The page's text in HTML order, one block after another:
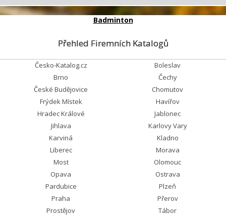
Badminton
Přehled Firemních Katalogů
Česko-Katalog.cz
Boleslav
Brno
Čechy
České Budějovice
Chomutov
Frýdek Místek
Havířov
Hradec Králové
Jablonec
Jihlava
Karlovy Vary
Karviná
Kladno
Liberec
Morava
Most
Olomouc
Opava
Ostrava
Pardubice
Plzeň
Praha
Přerov
Prostějov
Tábor